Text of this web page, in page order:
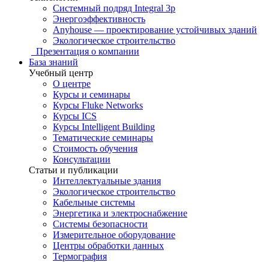
Системный подряд Integral 3p
Энергоэффективность
Anyhouse — проектирование устойчивых зданий
Экологическое строительство
Презентация о компании
База знаний
Учебный центр
О центре
Курсы и семинары
Курсы Fluke Networks
Курсы ICS
Курсы Intelligent Building
Тематические семинары
Стоимость обучения
Консультации
Статьи и публикации
Интеллектуальные здания
Экологическое строительство
Кабельные системы
Энергетика и электроснабжение
Системы безопасности
Измерительное оборудование
Центры обработки данных
Термография